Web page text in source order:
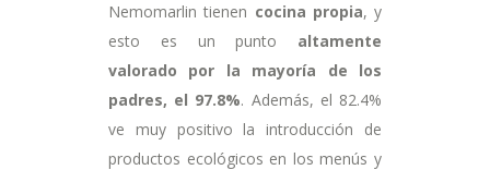
Nemomarlin tienen cocina propia, y
esto es un punto altamente
valorado por la mayoría de los
padres, el 97.8%. Además, el 82.4%
ve muy positivo la introducción de
productos ecológicos en los menús y